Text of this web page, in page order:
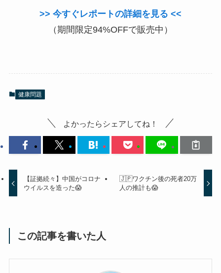
>> 今すぐレポートの詳細を見る <<
（期間限定94%OFFで販売中）
健康問題
よかったらシェアしてね！
【証拠続々】中国がコロナ
ウイルスを造った😱
🇯🇵ワクチン後の死者20万
人の推計も😱
この記事を書いた人